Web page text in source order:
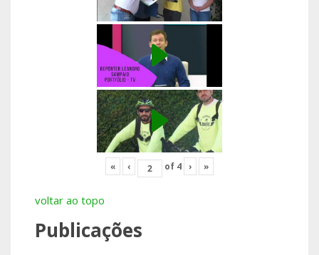
« ‹ of 4 › »
voltar ao topo
Publicações